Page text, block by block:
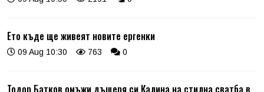
Ето къде ще живеят новите ергенки
09 Aug 10:30 763 0